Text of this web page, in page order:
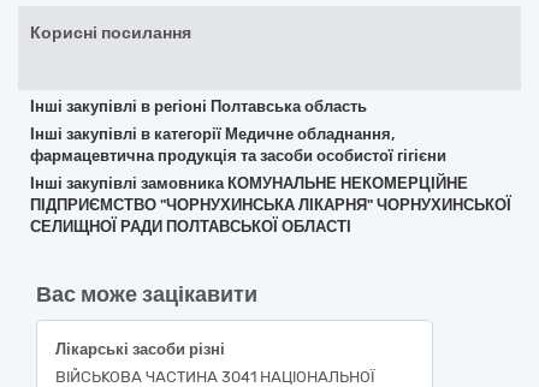
Корисні посилання
Інші закупівлі в регіоні Полтавська область
Інші закупівлі в категорії Медичне обладнання,
фармацевтична продукція та засоби особистої гігієни
Інші закупівлі замовника КОМУНАЛЬНЕ НЕКОМЕРЦІЙНЕ
ПІДПРИЄМСТВО "ЧОРНУХИНСЬКА ЛІКАРНЯ" ЧОРНУХИНСЬКОЇ
СЕЛИЩНОЇ РАДИ ПОЛТАВСЬКОЇ ОБЛАСТІ
Вас може зацікавити
Лікарські засоби різні
ВІЙСЬКОВА ЧАСТИНА 3041 НАЦІОНАЛЬНОЇ